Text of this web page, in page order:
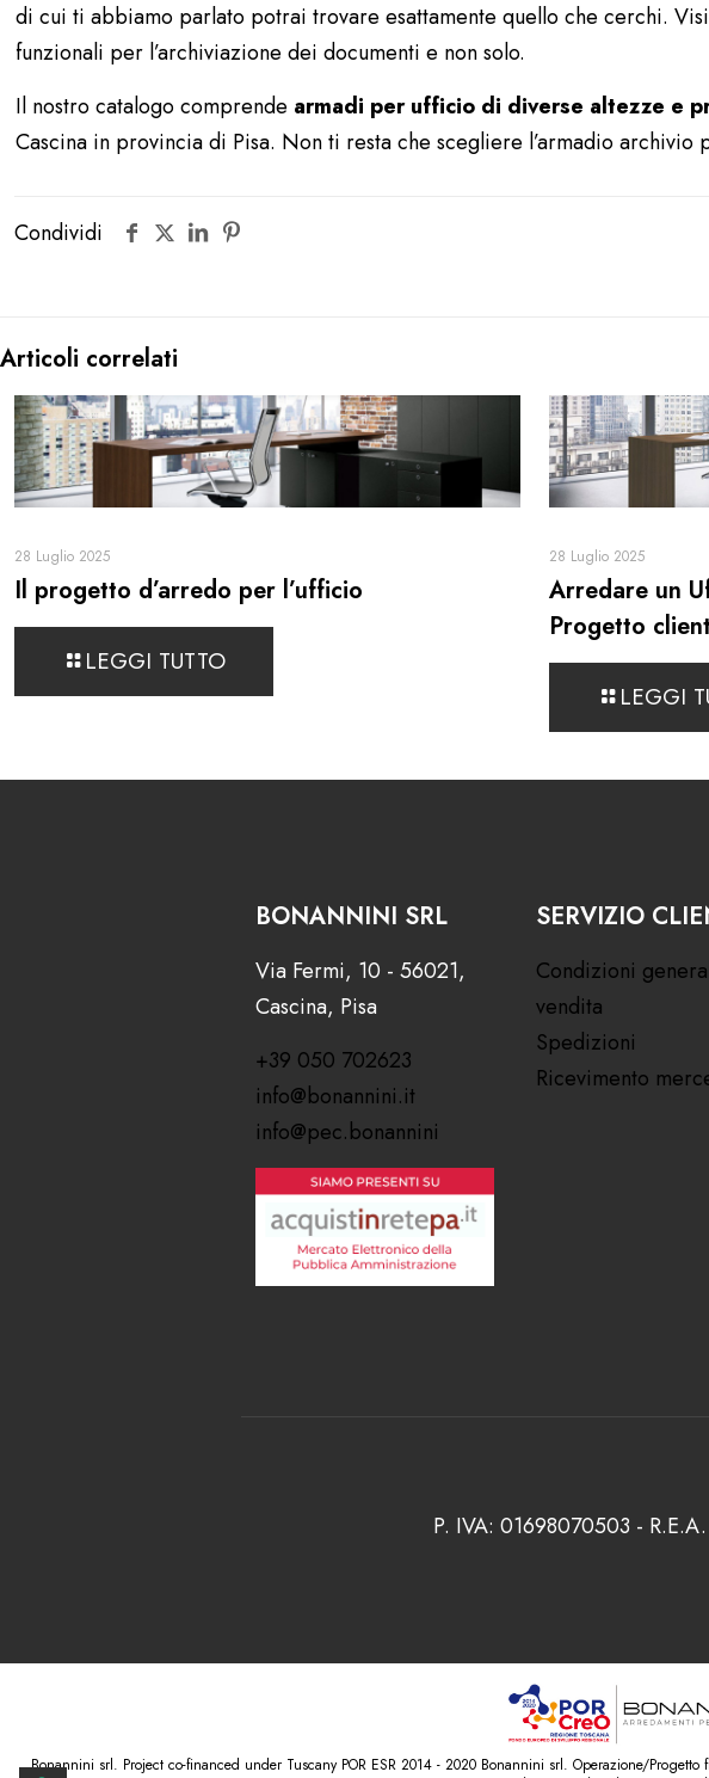
di cui ti abbiamo parlato potrai trovare esattamente quello che cerchi.
funzionali per l’archiviazione dei documenti e non solo.
Il nostro catalogo comprende armadi per ufficio di diverse altezze e
Cascina in provincia di Pisa. Non ti resta che scegliere l’armadio
Condividi
Articoli correlati
28 Luglio 2025
Il progetto d’arredo per l’ufficio
LEGGI TUTTO
28 Luglio 2025
Arredare un
Progetto
LEGGI
BONANNINI SRL
Via Fermi, 10 - 56021,
Cascina, Pisa
+39 050 702623
info@bonannini.it
info@pec.bonannini
SERVIZIO
Condizioni
vendita
Spedizioni
Ricevimento
P. IVA: 01698070503 -
Bonannini srl. Project co-financed under Tuscany POR ESR 2014 - 2020 Bonannini srl. Operazione/